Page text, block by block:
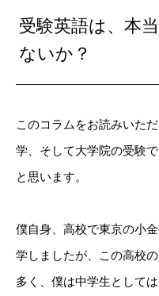
受験英語は、本
ないか？
このコラムをお読みいた
学、そして大学院の受験
と思います。
僕自身、高校で東京の小
学しましたが、この高校
多く、僕は中学生として